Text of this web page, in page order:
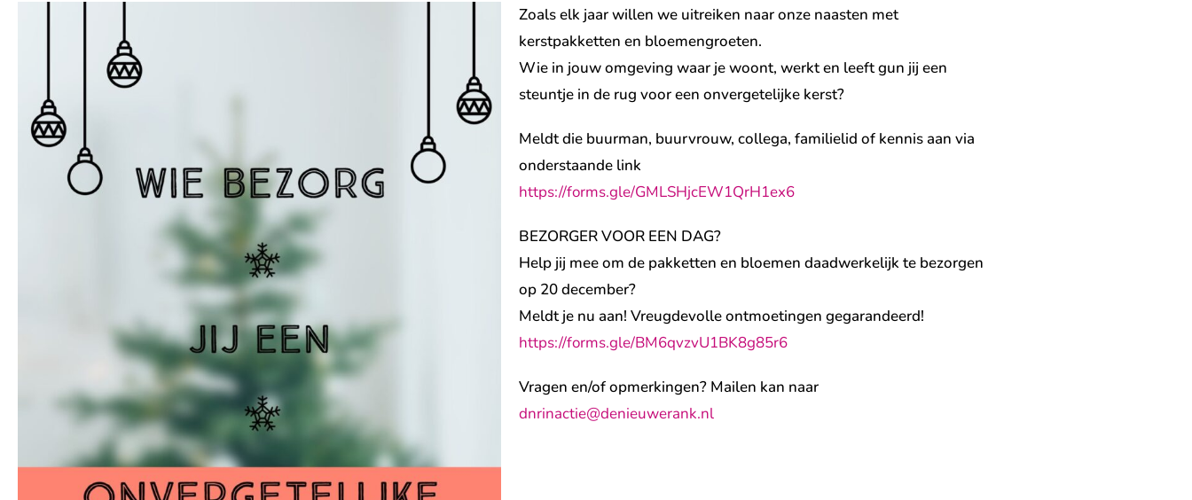
Zoals elk jaar willen we uitreiken naar onze naasten met
kerstpakketten en bloemengroeten.
Wie in jouw omgeving waar je woont, werkt en leeft gun jij een
steuntje in de rug voor een onvergetelijke kerst?
Meldt die buurman, buurvrouw, collega, familielid of kennis aan via
onderstaande link
https://forms.gle/GMLSHjcEW1QrH1ex6
BEZORGER VOOR EEN DAG?
Help jij mee om de pakketten en bloemen daadwerkelijk te bezorgen
op 20 december?
Meldt je nu aan! Vreugdevolle ontmoetingen gegarandeerd!
https://forms.gle/BM6qvzvU1BK8g85r6
Vragen en/of opmerkingen? Mailen kan naar
dnrinactie@denieuwerank.nl